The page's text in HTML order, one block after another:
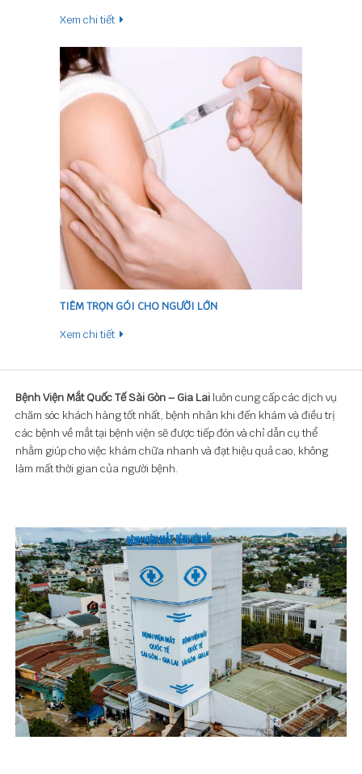
Xem chi tiết
TIÊM TRỌN GÓI CHO NGƯỜI LỚN
Xem chi tiết
Bệnh Viện Mắt Quốc Tế Sài Gòn – Gia Lailuôn cung cấp các dịch vụ
chăm sóc khách hàng tốt nhất, bệnh nhân khi đến khám và điều trị
các bệnh về mắt tại bệnh viện sẽ được tiếp đón và chỉ dẫn cụ thể
nhằm giúp cho việc khám chữa nhanh và đạt hiệu quả cao, không
làm mất thời gian của người bệnh.